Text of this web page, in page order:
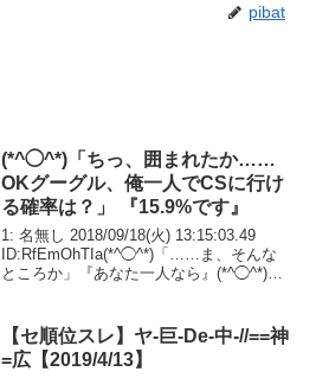
pibat
(*^◯^*)「ちっ、囲まれたか……
OKグーグル、俺一人でCSに行け
る確率は？」 『15.9%です』
1: 名無し 2018/09/18(火) 13:15:03.49
ID:RfEmOhTIa(*^◯^*)「……ま、そんな
ところか」『あなた一人なら』(*^◯^*)
【セ順位スレ】ヤ-巨-De-中-//==神
=広【2019/4/13】